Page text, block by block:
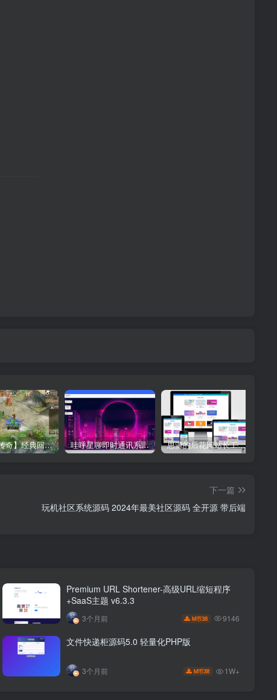
【星辰传奇】经典回合制手游+安卓端+GM工具+详细搭建教程 哇呼星聊即时通讯系统源码 Android+iOS+PC三端 附教程 思源的后花园站长工具箱EMLOG模板源码
下一篇
玩机社区系统源码 2024年最美社区源码 全开源 带后端
Premium URL Shortener-高级URL缩短程序
+SaaS主题 v6.3.3
3个月前 M币38 9146
文件快递柜源码5.0 轻量化PHP版
3个月前 M币38 1W+